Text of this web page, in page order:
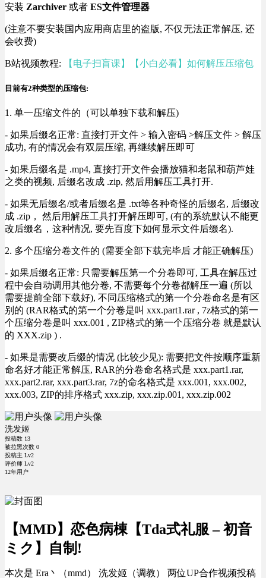
安装 Zarchiver 或者 ES文件管理器
(注意不要安装国内应用商店里的盗版, 不仅无法正常解压, 还
会收费)
B站视频教程: 【电子扫盲课】【小白必看】如何解压压缩包
目前有2种类型的压缩包:
1. 单一压缩文件的（可以单独下载和解压)
- 如果后缀名正常: 直接打开文件 > 输入密码 >解压文件 > 解压
成功, 有的情况会有双层压缩, 再继续解压即可
- 如果后缀名是 .mp4, 直接打开文件会播放猫和老鼠和葫芦娃
之类的视频, 后缀名改成 .zip, 然后用解压工具打开.
- 如果无后缀名/或者后缀名是 .txt等各种奇怪的后缀名, 后缀改
成 .zip， 然后用解压工具打开解压即可, (有的系统默认不能更
改后缀名，这种情况, 要先百度下如何显示文件后缀名).
2. 多个压缩分卷文件的 (需要全部下载完毕后 才能正确解压)
- 如果后缀名正常: 只需要解压第一个分卷即可, 工具在解压过
程中会自动调用其他分卷, 不需要每个分卷都解压一遍 (所以
需要提前全部下载好), 不同压缩格式的第一个分卷命名是有区
别的 (RAR格式的第一个分卷是叫 xxx.part1.rar , 7z格式的第一
个压缩分卷是叫 xxx.001 , ZIP格式的第一个压缩分卷 就是默认
的 XXX.zip ) .
- 如果是需要改后缀的情况 (比较少见): 需要把文件按顺序重新
命名好才能正常解压, RAR的分卷命名格式是 xxx.part1.rar,
xxx.part2.rar, xxx.part3.rar, 7z的命名格式是 xxx.001, xxx.002,
xxx.003, ZIP的排序格式 xxx.zip, xxx.zip.001, xxx.zip.002
洗发姬
投稿数 13
被拉黑次数 0
投稿主 Lv2
评价师 Lv2
12年用户
【MMD】恋色病棟【Tda式礼服 – 初音
ミク】自制!
本次是 Era丶（mmd） 洗发姬（调教） 两位UP合作视频投稿